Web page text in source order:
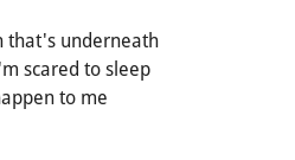
that's underneath
scared to sleep
to me